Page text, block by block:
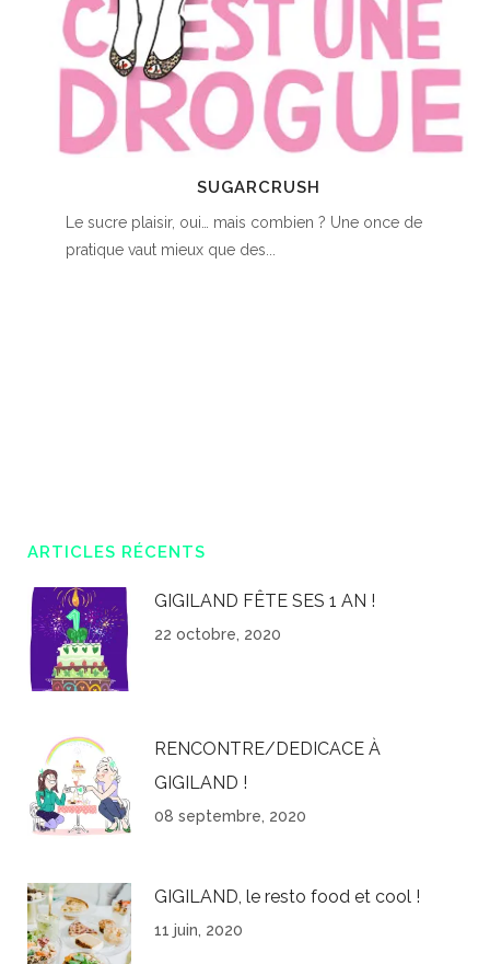
SUGARCRUSH
Le sucre plaisir, oui… mais combien ? Une once de
pratique vaut mieux que des...
ARTICLES RÉCENTS
GIGILAND FÊTE SES 1 AN !
22 octobre, 2020
RENCONTRE/DEDICACE À
GIGILAND !
08 septembre, 2020
GIGILAND, le resto food et cool !
11 juin, 2020